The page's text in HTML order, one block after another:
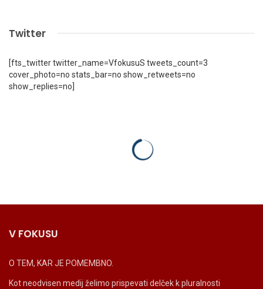
Twitter
[fts_twitter twitter_name=VfokusuS tweets_count=3
cover_photo=no stats_bar=no show_retweets=no
show_replies=no]
V FOKUSU
O TEM, KAR JE POMEMBNO.
Kot neodvisen medij želimo prispevati delček k pluralnosti